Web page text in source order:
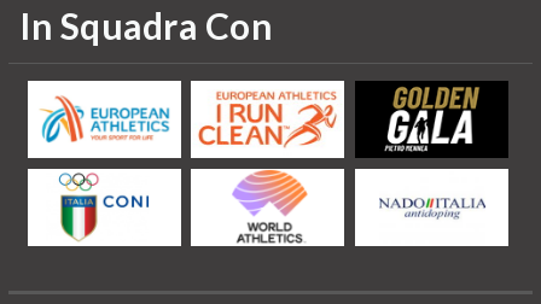
In Squadra Con